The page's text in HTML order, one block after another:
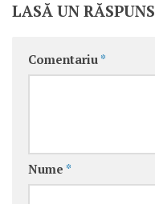
LASĂ UN RĂSPUNS
Comentariu *
Nume *